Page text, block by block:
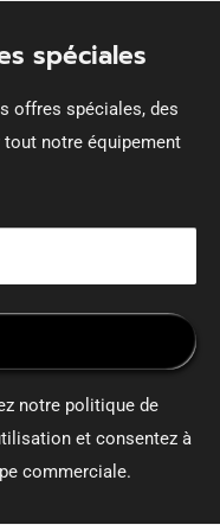
spéciales
offres spéciales, des
notre équipement
notre politique de
et consentez à
commerciale.